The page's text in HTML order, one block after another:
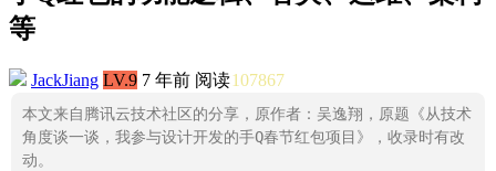
等
JackJiang LV.9 7 年前 阅读107867
本文来自腾讯云技术社区的分享，原作者：吴逸翔，原题《从技术
角度谈一谈，我参与设计开发的手Q春节红包项目》，收录时有改
动。